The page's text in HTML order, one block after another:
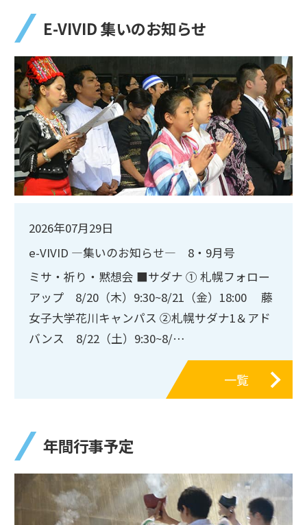
E-VIVID 集いのお知らせ
2026年07月29日
e-VIVID ―集いのお知らせ― 8・9月号
ミサ・祈り・黙想会 ■サダナ ① 札幌フォロー
アップ 8/20（木）9:30~8/21（金）18:00 藤
女子大学花川キャンパス ➁札幌サダナ1＆アド
バンス 8/22（土）9:30~8/…
一覧
年間行事予定